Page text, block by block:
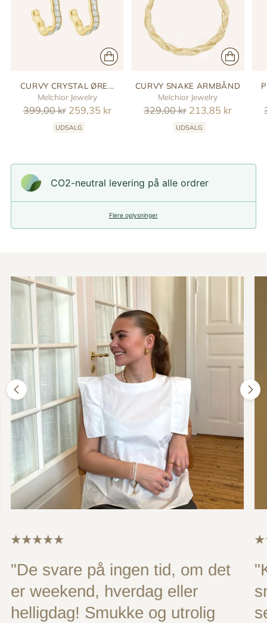
CURVY CRYSTAL ØRE...
Melchior Jewelry
Reguler
399,00 kr 259,35 kr
UDSALG
CURVY SNAKE ARMBÅND
Melchior Jewelry
Reguler
329,00 kr 213,85 kr
UDSALG
CO2-neutral levering på alle ordrer
Flere oplysninger
"De svare på ingen tid, om det
er weekend, hverdag eller
helligdag! Smukke og utrolig